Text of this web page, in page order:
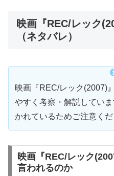
映画『REC/レック
（ネタバレ）
映画『REC/レック(2007)
やすく考察・解説してい
かれているためご注意くだ
映画『REC/レック
言われるのか